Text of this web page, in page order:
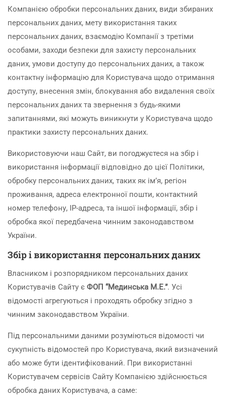
Компанією обробки персональних даних, види збираних
персональних даних, мету використання таких
персональних даних, взаємодію Компанії з третіми
особами, заходи безпеки для захисту персональних
даних, умови доступу до персональних даних, а також
контактну інформацію для Користувача щодо отримання
доступу, внесення змін, блокування або видалення своїх
персональних даних та звернення з будь-якими
запитаннями, які можуть виникнути у Користувача щодо
практики захисту персональних даних.
Використовуючи наш Сайт, ви погоджуєтеся на збір і
використання інформації відповідно до цієї Політики,
обробку персональних даних, таких як ім’я, регіон
проживання, адреса електронної пошти, контактний
номер телефону, IP-адреса, та іншої інформації, збір і
обробка якої передбачена чинним законодавством
України.
Збір і використання персональних даних
Власником і розпорядником персональних даних
Користувачів Сайту є ФОП “Мединська М.Е.”. Усі
відомості агрегуються і проходять обробку згідно з
чинним законодавством України.
Під персональними даними розуміються відомості чи
сукупність відомостей про Користувача, який визначений
або може бути ідентифікований. При використанні
Користувачем сервісів Сайту Компанією здійснюється
обробка даних Користувача, а саме: